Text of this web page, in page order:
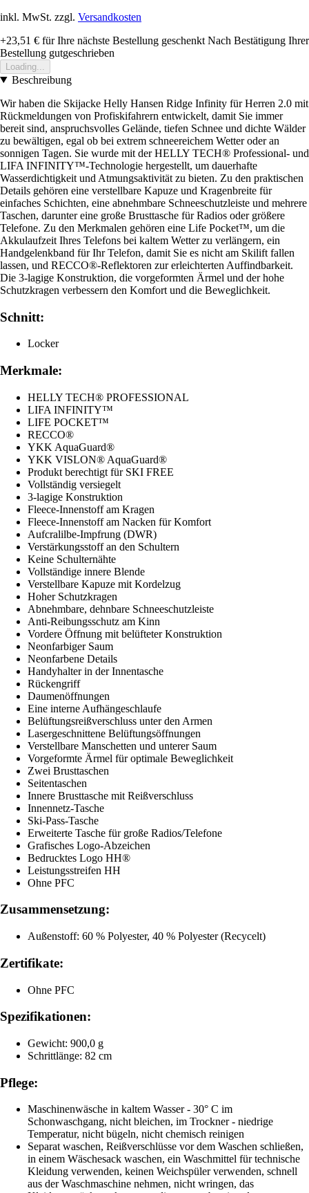
inkl. MwSt. zzgl. Versandkosten
+23,51 € für Ihre nächste Bestellung geschenkt Nach Bestätigung Ihrer
Bestellung gutgeschrieben
Loading...
Beschreibung
Wir haben die Skijacke Helly Hansen Ridge Infinity für Herren 2.0 mit
Rückmeldungen von Profiskifahrern entwickelt, damit Sie immer
bereit sind, anspruchsvolles Gelände, tiefen Schnee und dichte Wälder
zu bewältigen, egal ob bei extrem schneereichem Wetter oder an
sonnigen Tagen. Sie wurde mit der HELLY TECH® Professional- und
LIFA INFINITY™-Technologie hergestellt, um dauerhafte
Wasserdichtigkeit und Atmungsaktivität zu bieten. Zu den praktischen
Details gehören eine verstellbare Kapuze und Kragenbreite für
einfaches Schichten, eine abnehmbare Schneeschutzleiste und mehrere
Taschen, darunter eine große Brusttasche für Radios oder größere
Telefone. Zu den Merkmalen gehören eine Life Pocket™, um die
Akkulaufzeit Ihres Telefons bei kaltem Wetter zu verlängern, ein
Handgelenkband für Ihr Telefon, damit Sie es nicht am Skilift fallen
lassen, und RECCO®-Reflektoren zur erleichterten Auffindbarkeit.
Die 3-lagige Konstruktion, die vorgeformten Ärmel und der hohe
Schutzkragen verbessern den Komfort und die Beweglichkeit.
Schnitt:
Locker
Merkmale:
HELLY TECH® PROFESSIONAL
LIFA INFINITY™
LIFE POCKET™
RECCO®
YKK AquaGuard®
YKK VISLON® AquaGuard®
Produkt berechtigt für SKI FREE
Vollständig versiegelt
3-lagige Konstruktion
Fleece-Innenstoff am Kragen
Fleece-Innenstoff am Nacken für Komfort
Aufcralilbe-Impfrung (DWR)
Verstärkungsstoff an den Schultern
Keine Schulternähte
Vollständige innere Blende
Verstellbare Kapuze mit Kordelzug
Hoher Schutzkragen
Abnehmbare, dehnbare Schneeschutzleiste
Anti-Reibungsschutz am Kinn
Vordere Öffnung mit belüfteter Konstruktion
Neonfarbiger Saum
Neonfarbene Details
Handyhalter in der Innentasche
Rückengriff
Daumenöffnungen
Eine interne Aufhängeschlaufe
Belüftungsreißverschluss unter den Armen
Lasergeschnittene Belüftungsöffnungen
Verstellbare Manschetten und unterer Saum
Vorgeformte Ärmel für optimale Beweglichkeit
Zwei Brusttaschen
Seitentaschen
Innere Brusttasche mit Reißverschluss
Innennetz-Tasche
Ski-Pass-Tasche
Erweiterte Tasche für große Radios/Telefone
Grafisches Logo-Abzeichen
Bedrucktes Logo HH®
Leistungsstreifen HH
Ohne PFC
Zusammensetzung:
Außenstoff: 60 % Polyester, 40 % Polyester (Recycelt)
Zertifikate:
Ohne PFC
Spezifikationen:
Gewicht: 900,0 g
Schrittlänge: 82 cm
Pflege:
Maschinenwäsche in kaltem Wasser - 30° C im
Schonwaschgang, nicht bleichen, im Trockner - niedrige
Temperatur, nicht bügeln, nicht chemisch reinigen
Separat waschen, Reißverschlüsse vor dem Waschen schließen,
in einem Wäschesack waschen, ein Waschmittel für technische
Kleidung verwenden, keinen Weichspüler verwenden, schnell
aus der Waschmaschine nehmen, nicht wringen, das